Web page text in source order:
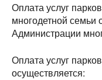
Оплата услуг
многодетной семьи
Администрации
Оплата услуг
осуществляется: